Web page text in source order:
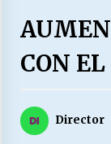
CON
Director